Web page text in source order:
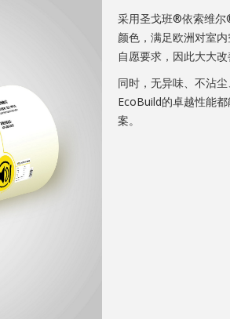
采用圣戈班®依索维尔
颜色，满足欧洲对室
自愿要求，因此大大
同时，无异味、不沾
EcoBuild的卓越性能
案。